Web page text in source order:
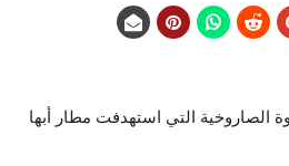
الصاروخية التي استهدفت مطار أبها